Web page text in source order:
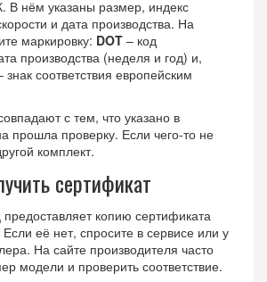
В нём указаны размер, индекс
и дата производства. На
маркировку: DOT – код
производства (неделя и год) и,
знак соответствия европейским
с тем, что указано в
прошла проверку. Если чего‑то не
комплект.
сертификат
копию сертификата
её нет, спросите в сервисе или у
На сайте производителя часто
модели и проверить соответствие.